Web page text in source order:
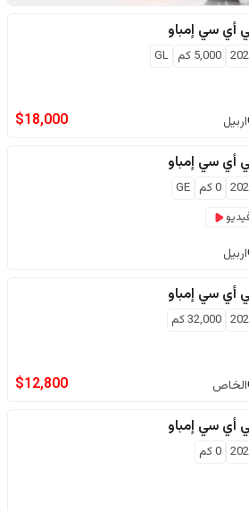
أي سي إمباو
5,000 كم GL
اربيل $18,000
أي سي إمباو
0كم GE
اربيل
أي سي إمباو
32,000كم
الخاص $12,800
أي سي إمباو
0كم